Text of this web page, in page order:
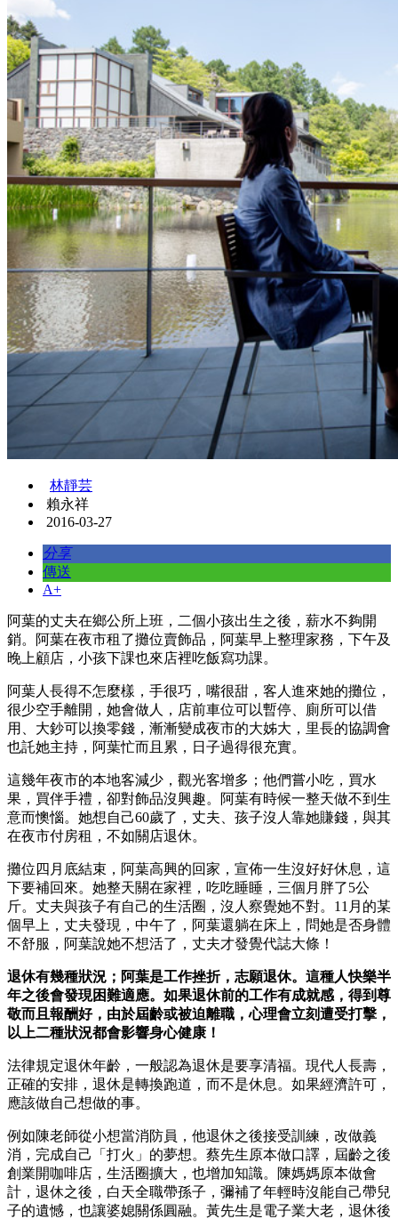
林靜芸
賴永祥
2016-03-27
分享
傳送
A+
阿葉的丈夫在鄉公所上班，二個小孩出生之後，薪水不夠開
銷。阿葉在夜市租了攤位賣飾品，阿葉早上整理家務，下午及
晚上顧店，小孩下課也來店裡吃飯寫功課。
阿葉人長得不怎麼樣，手很巧，嘴很甜，客人進來她的攤位，
很少空手離開，她會做人，店前車位可以暫停、廁所可以借
用、大鈔可以換零錢，漸漸變成夜市的大姊大，里長的協調會
也託她主持，阿葉忙而且累，日子過得很充實。
這幾年夜市的本地客減少，觀光客增多；他們嘗小吃，買水
果，買伴手禮，卻對飾品沒興趣。阿葉有時候一整天做不到生
意而懊惱。她想自己60歲了，丈夫、孩子沒人靠她賺錢，與其
在夜市付房租，不如關店退休。
攤位四月底結束，阿葉高興的回家，宣佈一生沒好好休息，這
下要補回來。她整天關在家裡，吃吃睡睡，三個月胖了5公
斤。丈夫與孩子有自己的生活圈，沒人察覺她不對。11月的某
個早上，丈夫發現，中午了，阿葉還躺在床上，問她是否身體
不舒服，阿葉說她不想活了，丈夫才發覺代誌大條！
退休有幾種狀況；阿葉是工作挫折，志願退休。這種人快樂半
年之後會發現困難適應。如果退休前的工作有成就感，得到尊
敬而且報酬好，由於屆齡或被迫離職，心理會立刻遭受打擊，
以上二種狀況都會影響身心健康！
法律規定退休年齡，一般認為退休是要享清福。現代人長壽，
正確的安排，退休是轉換跑道，而不是休息。如果經濟許可，
應該做自己想做的事。
例如陳老師從小想當消防員，他退休之後接受訓練，改做義
消，完成自己「打火」的夢想。蔡先生原本做口譯，屆齡之後
創業開咖啡店，生活圈擴大，也增加知識。陳媽媽原本做會
計，退休之後，白天全職帶孫子，彌補了年輕時沒能自己帶兒
子的遺憾，也讓婆媳關係圓融。黃先生是電子業大老，退休後